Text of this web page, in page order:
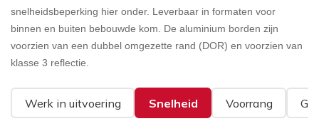
snelheidsbeperking hier onder. Leverbaar in formaten voor
binnen en buiten bebouwde kom. De aluminium borden zijn
voorzien van een dubbel omgezette rand (DOR) en voorzien van
klasse 3 reflectie.
Werk in uitvoering Snelheid Voorrang